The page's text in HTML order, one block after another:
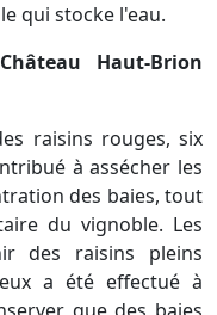
qui stocke l'eau.
Haut-Brion
raisins rouges, six
à assécher les
des baies, tout
du vignoble. Les
des raisins pleins
a été effectué à